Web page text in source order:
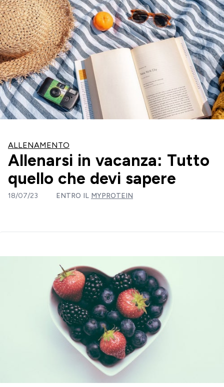
ALLENAMENTO
Allenarsi in vacanza: Tutto
quello che devi sapere
18/07/23 ENTRO IL MYPROTEIN